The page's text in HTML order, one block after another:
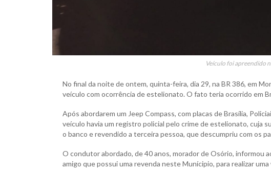
Veículo foi apreendido
No final da noite de ontem, quinta-feira, dia 29, na BR 386, em
veículo com ocorrência de estelionato. O fato teria ocorrido em
Após abordarem um Jeep Compass, com placas de Brasília,
veículo havia um registro policial pelo crime de estelionato, cuja
o banco e revendido a terceira pessoa, que descumpriu com os
O condutor abordado, de 40 anos, morador de Osório, informou
amigo que possui uma revenda neste Munícipio, para realizar